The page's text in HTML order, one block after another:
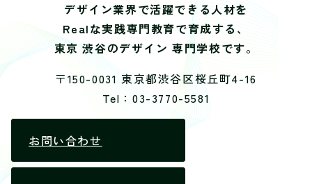
デザイン業界で活躍できる人材を
Realな実践専門教育で育成する、
東京 渋谷のデザイン 専門学校です。
〒150-0031 東京都渋谷区桜丘町4-16
Tel：03-3770-5581
お問い合わせ